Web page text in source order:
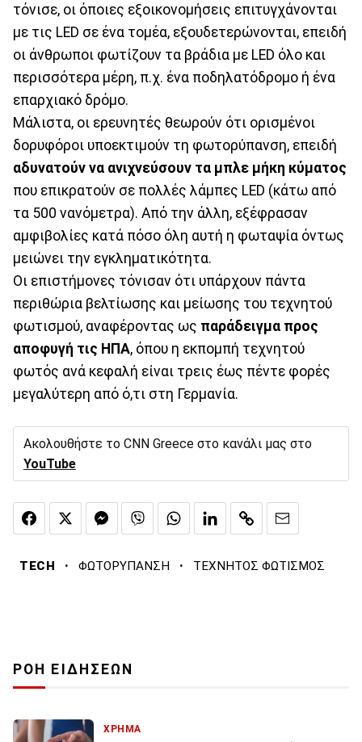
τόνισε, οι όποιες εξοικονομήσεις επιτυγχάνονται
με τις LED σε ένα τομέα, εξουδετερώνονται, επειδή
οι άνθρωποι φωτίζουν τα βράδια με LED όλο και
περισσότερα μέρη, π.χ. ένα ποδηλατόδρομο ή ένα
επαρχιακό δρόμο.
Μάλιστα, οι ερευνητές θεωρούν ότι ορισμένοι
δορυφόροι υποεκτιμούν τη φωτορύπανση, επειδή
αδυνατούν να ανιχνεύσουν τα μπλε μήκη κύματος
που επικρατούν σε πολλές λάμπες LED (κάτω από
τα 500 νανόμετρα). Από την άλλη, εξέφρασαν
αμφιβολίες κατά πόσο όλη αυτή η φωταψία όντως
μειώνει την εγκληματικότητα.
Οι επιστήμονες τόνισαν ότι υπάρχουν πάντα
περιθώρια βελτίωσης και μείωσης του τεχνητού
φωτισμού, αναφέροντας ως παράδειγμα προς
αποφυγή τις ΗΠΑ, όπου η εκπομπή τεχνητού
φωτός ανά κεφαλή είναι τρεις έως πέντε φορές
μεγαλύτερη από ό,τι στη Γερμανία.
Ακολουθήστε το CNN Greece στο κανάλι μας στο
YouTube
TECH · ΦΩΤΟΡΥΠΑΝΣΗ · ΤΕΧΝΗΤΟΣ ΦΩΤΙΣΜΟΣ
ΡΟΗ ΕΙΔΗΣΕΩΝ
ΧΡΗΜΑ